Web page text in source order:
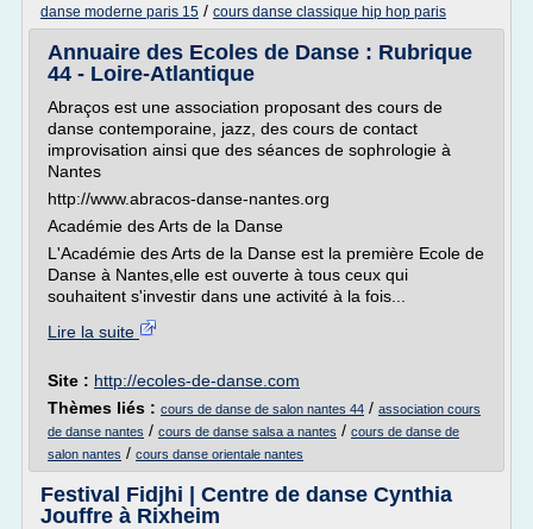
danse moderne paris 15 / cours danse classique hip hop paris
Annuaire des Ecoles de Danse : Rubrique
44 - Loire-Atlantique
Abraços est une association proposant des cours de
danse contemporaine, jazz, des cours de contact
improvisation ainsi que des séances de sophrologie à
Nantes
http://www.abracos-danse-nantes.org
Académie des Arts de la Danse
L'Académie des Arts de la Danse est la première Ecole de
Danse à Nantes,elle est ouverte à tous ceux qui
souhaitent s'investir dans une activité à la fois...
Lire la suite
Site : http://ecoles-de-danse.com
Thèmes liés : cours de danse de salon nantes 44 / association cours
de danse nantes / cours de danse salsa a nantes / cours de danse de
salon nantes / cours danse orientale nantes
Festival Fidjhi | Centre de danse Cynthia
Jouffre à Rixheim